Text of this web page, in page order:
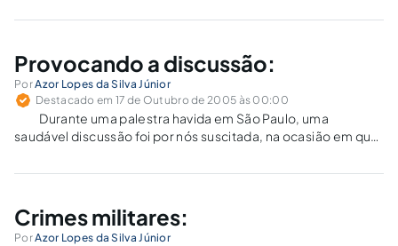
Provocando a discussão:
PorAzor Lopes da Silva Júnior
Destacado em 17 de Outubro de 2005 às 00:00
Durante uma palestra havida em São Paulo, uma
saudável discussão foi por nós suscitada, na ocasião em que
(ESTATUDO DO DESARMAMENTO). Dizia ele, sustentado por
Crimes militares:
PorAzor Lopes da Silva Júnior